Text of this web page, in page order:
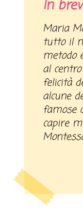
In
Maria Montessori è nota in
tutto il
metodo
al
felicità
alcune
famose
capire